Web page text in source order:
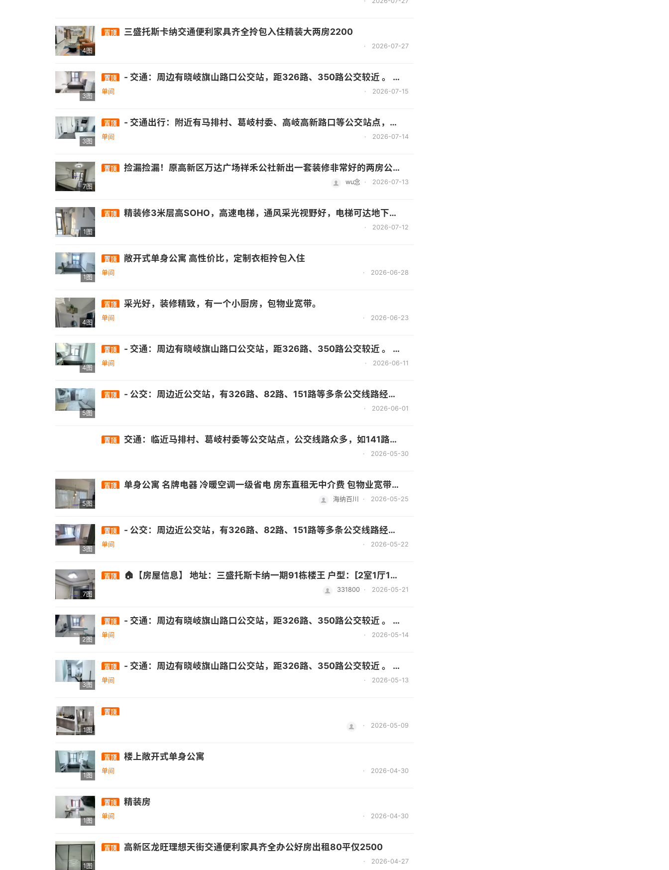
4图
置顶 三盛托斯卡纳交通便利家具齐全拎包入住精装大两房2200
· 2026-07-27
3图
置顶 - 交通：周边有晓岐旗山路口公交站，距326路、350路公交较近 。 - 商业：临近万达广场，生活购物便利 。 无中介费！
单间 · 2026-07-15
3图
置顶 - 交通出行：附近有马排村、葛岐村委、高岐高新路口等公交站点，公交线路众多，如141路、151路、171路等，毗邻地铁二号线厚庭站 。 - 周边配套：商业方面有正荣财富中心广场、群升广场、高新区万达等；教育方面有福州闽侯城、闽侯、福州一中、建平、金桥、旗山等学校；医疗方面有福建中医药附属医院、上街中心卫生院及闽侯东方医院、福建医科附属第三医院等 。 无中介费！
单间 · 2026-07-14
7图
置顶 捡漏捡漏！原高新区万达广场祥禾公社新出一套装修非常好的两房公寓，带后阳台晾衣服非常方便，关键价格便宜只要1200，还包物业和宽带，手快有手慢无，看房加我13621052905，附近的信通中心、厚庭地铁，万福，星网锐捷，山亚，邦邦财富中心，宏盛，永福，华建，久策大厦，地球空间，海创中心，医工科技，万山大厦，迈新生物，龙旺理想天街、悦江公馆、三盛托斯卡纳、群升广场、群升江山城、正荣财富中心、蒲上紫光商业小镇、融创未来海、旗山花园、翔龙花园、荷塘名郡、中海观澜府、中海寰宇天下都很少有性价比这么高的两房公寓
wu念 · 2026-07-13
1图
置顶 精装修3米层高SOHO，高速电梯，通风采光视野好，电梯可达地下大型超市及商场。
· 2026-07-12
1图
置顶 敞开式单身公寓 高性价比，定制衣柜拎包入住
单间 · 2026-06-28
4图
置顶 采光好，装修精致，有一个小厨房，包物业宽带。
单间 · 2026-06-23
4图
置顶 - 交通：周边有晓岐旗山路口公交站，距326路、350路公交较近 。 - 商业：临近万达广场，生活购物便利 。 无中介费！
单间 · 2026-06-11
5图
置顶 - 公交：周边近公交站，有326路、82路、151路等多条公交线路经过.- 医疗：有南屿镇卫生所、省立医院金山分院等. - 商业：自带万达综合体，还有正荣财富中心、奥特莱斯商业圈、永辉旗舰店等商业配套. - 自然景观：临近旗山、乌龙江等，周边有福州旗山森林公园、福州乌龙江湿地公园等生态资源 无中介费！
· 2026-06-01
置顶 交通：临近马排村、葛岐村委等公交站点，公交线路众多，如141路、151路等 。 - 商业：有正荣财富中心广场、群升广场等商业综合体 。 - 医疗：福建中医药附属医院、上街中心卫生院及闽侯东方医院、福建医科附属第三医院（三甲）等 。 无中介费！
· 2026-05-30
5图
置顶 单身公寓 名牌电器 冷暖空调一级省电 房东直租无中介费 包物业宽带费 +++ 微信号Lookbooking123 可发视频 巨泽中心.万宝创业园中间 万达广场也不远 欢迎咨询，随时可联系看房。
海纳百川 · 2026-05-25
3图
置顶 - 公交：周边近公交站，有326路、82路、151路等多条公交线路经过.- 医疗：有南屿镇卫生所、省立医院金山分院等. - 商业：自带万达综合体，还有正荣财富中心、奥特莱斯商业圈、永辉旗舰店等商业配套. - 自然景观：临近旗山、乌龙江等，周边有福州旗山森林公园、福州乌龙江湿地公园等生态资源 无中介费！
单间 · 2026-05-22
7图
置顶 🏠【房屋信息】 地址：三盛托斯卡纳一期91栋楼王 户型：[2室1厅1卫1阳台]，高层南北通透，明亮通风。 租金：[2000]元/月，押二付一。 装修：简约现代风格，拎包入住！ 家电齐全：空调、冰箱、洗衣机、热水器。 舒适环境：小区绿化好，环境安静，人车分流。周边配套设施完善，祥禾天地、幼儿园、小学。 原自住房，一年起租。
331800 · 2026-05-21
2图
置顶 - 交通：周边有晓岐旗山路口公交站，距326路、350路公交较近 。 - 商业：临近万达广场，生活购物便利 。 无中介费！
单间 · 2026-05-14
3图
置顶 - 交通：周边有晓岐旗山路口公交站，距326路、350路公交较近 。 - 商业：临近万达广场，生活购物便利 。 无中介费！
单间 · 2026-05-13
1图
置顶
· 2026-05-09
1图
置顶 楼上敞开式单身公寓
单间 · 2026-04-30
1图
置顶 精装房
单间 · 2026-04-30
1图
置顶 高新区龙旺理想天街交通便利家具齐全办公好房出租80平仅2500
· 2026-04-27